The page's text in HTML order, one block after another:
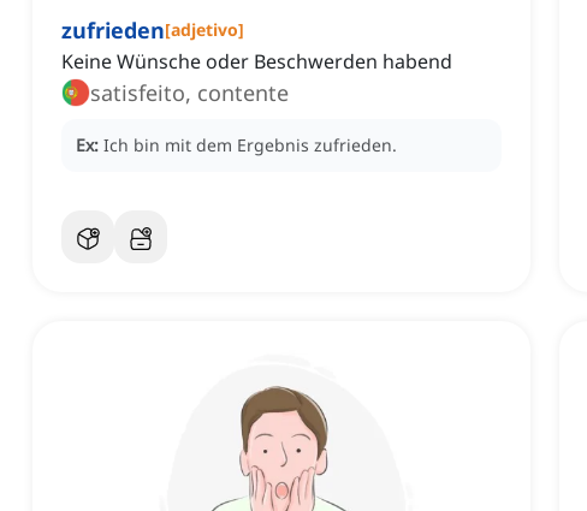
zufrieden[adjetivo]
Keine Wünsche oder Beschwerden habend
satisfeito, contente
Ex: Ich bin mit dem Ergebnis zufrieden.